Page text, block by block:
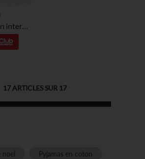
17 ARTICLES SUR 17
noel
Pyjamas en coton